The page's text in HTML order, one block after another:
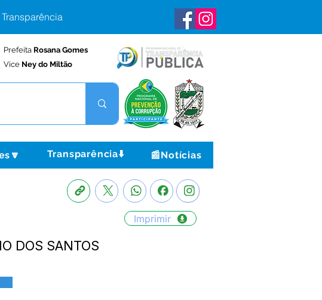
Prefeita Rosana Gomes
Vice Ney do Miltão
Transparência⬇️ 📰Notícias
Imprimir
DOS SANTOS